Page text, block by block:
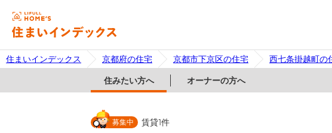
住まいインデックス 京都府の住宅 京都市下京区の住宅 西七条掛越町の
住みたい方へ オーナーの方へ
募集中 賃貸1件